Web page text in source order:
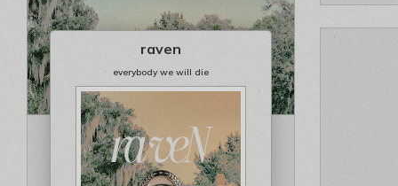
raven
everybody we will die